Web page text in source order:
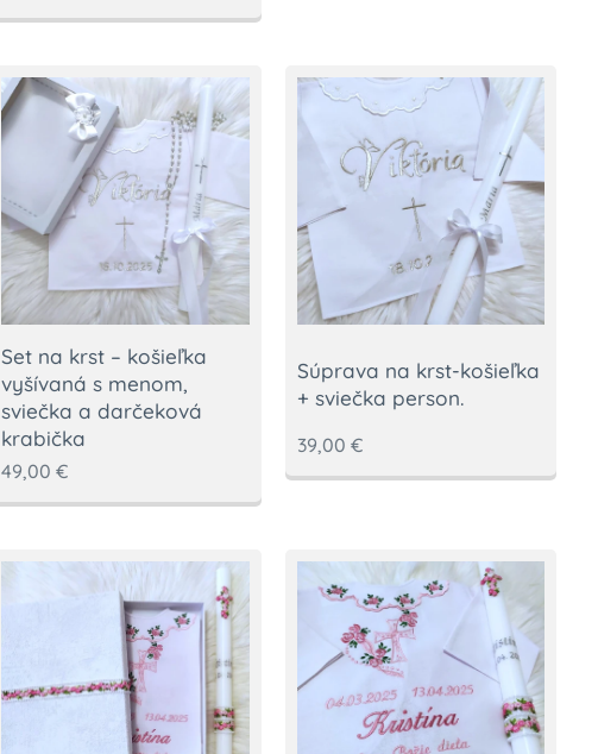
Set na krst – košieľka
vyšívaná s menom,
sviečka a darčeková
krabička
49,00 €
Súprava na krst-košieľka
+ sviečka person.
39,00 €